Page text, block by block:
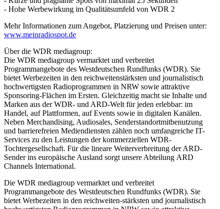
- Hohe Werbewirkung im Qualitätsumfeld von WDR 2
Mehr Informationen zum Angebot, Platzierung und Preisen unter:
www.meinradiospot.de
Über die WDR mediagroup:
Die WDR mediagroup vermarktet und verbreitet
Programmangebote des Westdeutschen Rundfunks (WDR). Sie
bietet Werbezeiten in den reichweitenstärksten und journalistisch
hochwertigsten Radioprogrammen in NRW sowie attraktive
Sponsoring-Flächen im Ersten. Gleichzeitig macht sie Inhalte und
Marken aus der WDR- und ARD-Welt für jeden erlebbar: im
Handel, auf Plattformen, auf Events sowie in digitalen Kanälen.
Neben Merchandising, Audiosales, Senderstandortmitbenutzung
und barrierefreien Mediendiensten zählen noch umfangreiche IT-
Services zu den Leistungen der kommerziellen WDR-
Tochtergesellschaft. Für die lineare Weiterverbreitung der ARD-
Sender ins europäische Ausland sorgt unsere Abteilung ARD
Channels International.
Die WDR mediagroup vermarktet und verbreitet
Programmangebote des Westdeutschen Rundfunks (WDR). Sie
bietet Werbezeiten in den reichweiten-stärksten und journalistisch